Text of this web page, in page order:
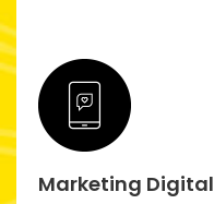
Marketing Digital